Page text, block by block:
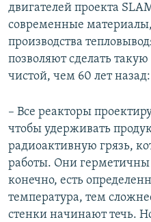
двигателей проекта
современные
производства
позволяют сделать
чистой, чем 60 лет назад:
– Все реакторы
чтобы удерживать
радиоактивную грязь,
работы. Они герметичны
конечно, есть
температура, тем
стенки начинают течь.